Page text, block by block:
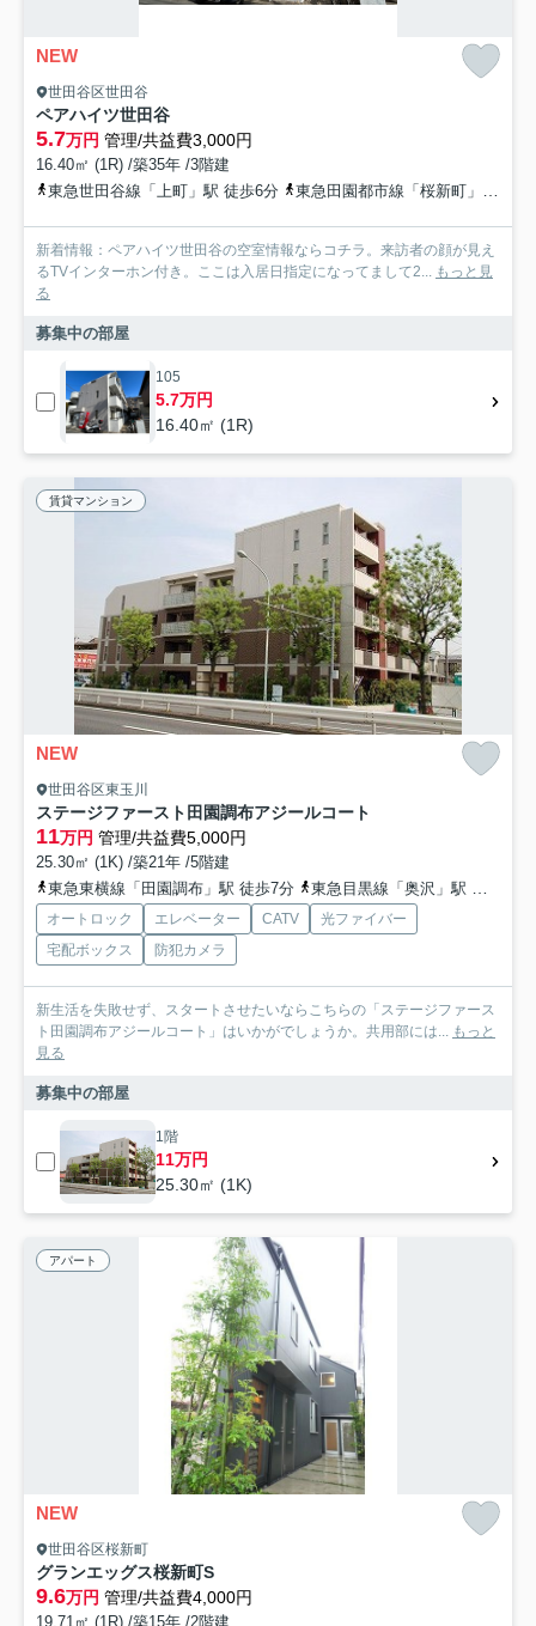
NEW
世田谷区世田谷
ペアハイツ世田谷
5.7万円 管理/共益費3,000円
16.40㎡ (1R) /築35年 /3階建
東急世田谷線「上町」駅 徒歩6分
東急田園都市線「桜新町」駅 徒歩16分
新着情報：ペアハイツ世田谷の空室情報ならコチラ。来訪者の顔が見え
るTVインターホン付き。ここは入居日指定になってまして2... もっと見
る
募集中の部屋
105
5.7万円
16.40㎡ (1R)
賃貸マンション
NEW
世田谷区東玉川
ステージファースト田園調布アジールコート
11万円 管理/共益費5,000円
25.30㎡ (1K) /築21年 /5階建
東急東横線「田園調布」駅 徒歩7分
東急目黒線「奥沢」駅 徒歩11分
オートロック エレベーター CATV
光ファイバー
宅配ボックス
防犯カメラ
新生活を失敗せず、スタートさせたいならこちらの「ステージファース
ト田園調布アジールコート」はいかがでしょうか。共用部には... もっと
見る
募集中の部屋
1階
11万円
25.30㎡ (1K)
アパート
NEW
世田谷区桜新町
グランエッグス桜新町S
9.6万円 管理/共益費4,000円
19.71㎡ (1R) /築15年 /2階建